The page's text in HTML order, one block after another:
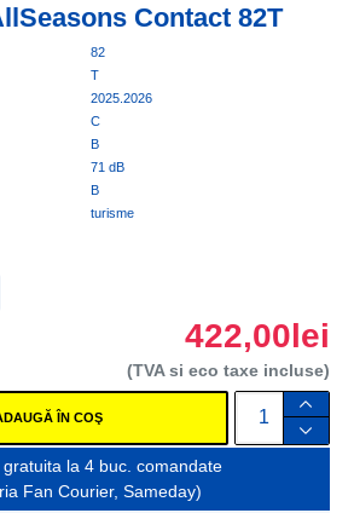
Contact 82T
82
T
2025.2026
C
B
71 dB
B
turisme
422,00lei
(TVA si eco taxe incluse)
ÎN COŞ
gratuita la 4 buc. comandate
Fan Courier, Sameday)